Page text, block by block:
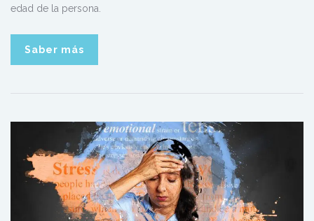
edad de la persona.
Saber más